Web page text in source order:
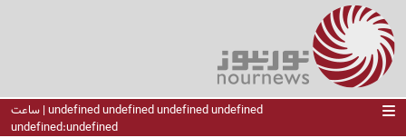
undefined undefined undefined undefined | ساعت
undefined:undefined